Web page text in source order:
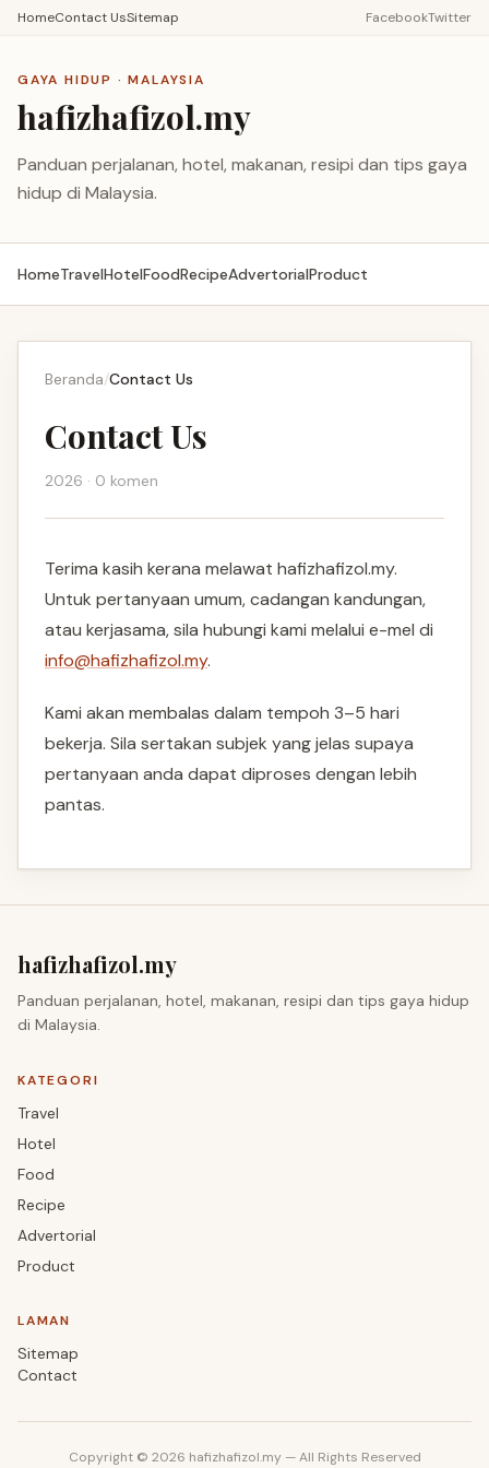
HomeContact UsSitemap FacebookTwitter
GAYA HIDUP · MALAYSIA
hafizhafizol.my
Panduan perjalanan, hotel, makanan, resipi dan tips gaya
hidup di Malaysia.
HomeTravelHotelFoodRecipeAdvertorialProduct
Beranda/Contact Us
Contact Us
2026 · 0 komen
Terima kasih kerana melawat hafizhafizol.my.
Untuk pertanyaan umum, cadangan kandungan,
atau kerjasama, sila hubungi kami melalui e-mel di
info@hafizhafizol.my.
Kami akan membalas dalam tempoh 3–5 hari
bekerja. Sila sertakan subjek yang jelas supaya
pertanyaan anda dapat diproses dengan lebih
pantas.
hafizhafizol.my
Panduan perjalanan, hotel, makanan, resipi dan tips gaya hidup
di Malaysia.
KATEGORI
Travel
Hotel
Food
Recipe
Advertorial
Product
LAMAN
Sitemap
Contact
Copyright © 2026 hafizhafizol.my — All Rights Reserved